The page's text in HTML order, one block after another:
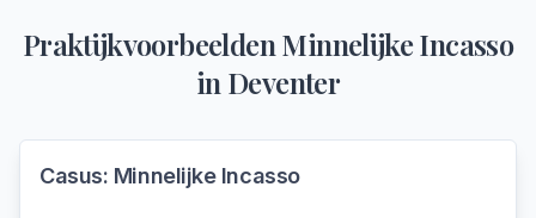
PraktijkvoorbeeldenMinnelijke Incasso
in Deventer
Casus: Minnelijke Incasso